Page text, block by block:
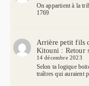
On appartient à la
1769
Arrière petit fils
Kitouni : Retour
14 décembre 2023
Selon ta logique
traîtres qui auraient